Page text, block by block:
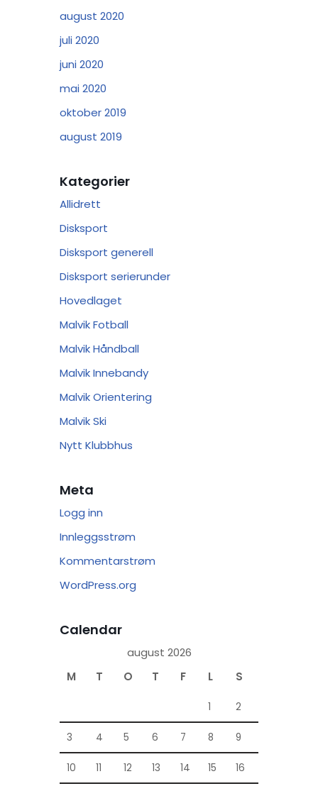
august 2020
juli 2020
juni 2020
mai 2020
oktober 2019
august 2019
Kategorier
Allidrett
Disksport
Disksport generell
Disksport serierunder
Hovedlaget
Malvik Fotball
Malvik Håndball
Malvik Innebandy
Malvik Orientering
Malvik Ski
Nytt Klubbhus
Meta
Logg inn
Innleggsstrøm
Kommentarstrøm
WordPress.org
Calendar
august 2026
M
T O T F L S
1 2
3 4 5 6 7 8 9
10 11 12 13 14 15 16